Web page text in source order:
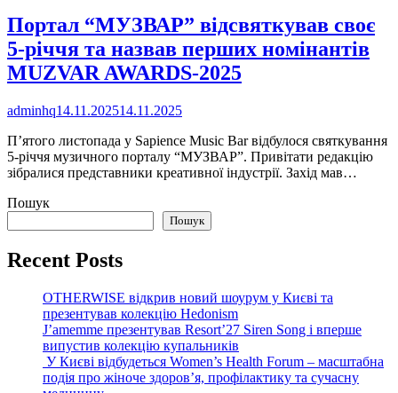
Портал “МУЗВАР” відсвяткував своє
5-річчя та назвав перших номінантів
MUZVAR AWARDS-2025
adminhq14.11.202514.11.2025
П’ятого листопада у Sapience Music Bar відбулося святкування
5-річчя музичного порталу “МУЗВАР”. Привітати редакцію
зібралися представники креативної індустрії. Захід мав…
Пошук
Пошук
Recent Posts
OTHERWISE відкрив новий шоурум у Києві та
презентував колекцію Hedonism
J’amemme презентував Resort’27 Siren Song і вперше
випустив колекцію купальників
У Києві відбудеться Women’s Health Forum – масштабна
подія про жіноче здоров’я, профілактику та сучасну